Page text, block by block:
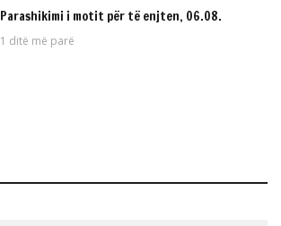
Parashikimi i motit për të enjten, 06.08.
1 ditë më parë